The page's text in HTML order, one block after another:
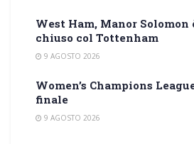
West Ham, Manor Solomon
chiuso col Tottenham
9 AGOSTO 2026
Women’s Champions
finale
9 AGOSTO 2026